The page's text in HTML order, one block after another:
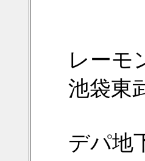
レーモ
池袋東
デパ地